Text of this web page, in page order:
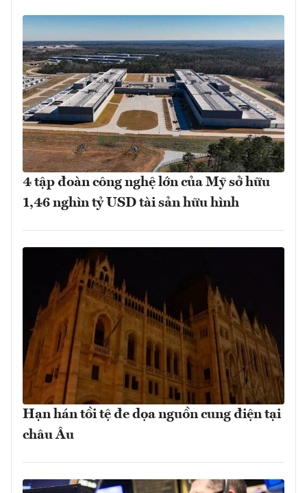
4 tập đoàn công nghệ lớn của Mỹ sở hữu
1,46 nghìn tỷ USD tài sản hữu hình
Hạn hán tồi tệ đe dọa nguồn cung điện tại
châu Âu